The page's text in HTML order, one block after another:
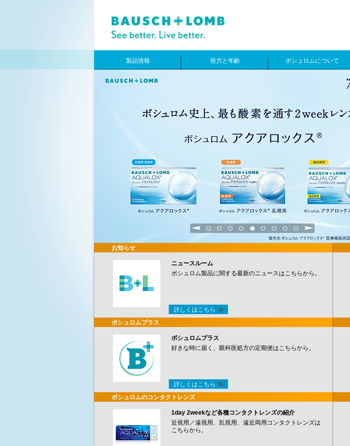
製品情報 視力と年齢 ボシュロムについて
1 2 3 4 5 6 7 8 9
お知らせ
ニュースルーム
ボシュロム製品に関する最新のニュースはこちらから。
詳しくはこちら
ボシュロムプラス
ボシュロムプラス
好きな時に届く、眼科医処方の定期便はこちらから。
詳しくはこちら
ボシュロムのコンタクトレンズ
1day 2weekなど各種コンタクトレンズの紹介
近視用／遠視用、乱視用、遠近両用コンタクトレンズは
こちらから。